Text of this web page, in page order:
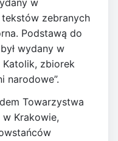
w
zebranych
Podstawą do
wydany w
Katolik, zbiorek
narodowe”.
Towarzystwa
Krakowie,